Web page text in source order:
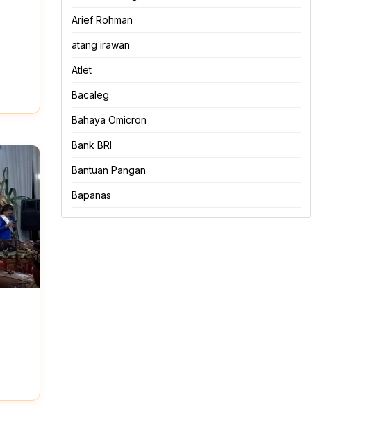
Arief Rohman
atang irawan
Atlet
Bacaleg
Bahaya Omicron
Bank BRI
Bantuan Pangan
Bapanas